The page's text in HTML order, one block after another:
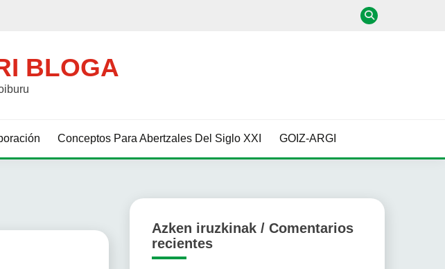
BLOGA
Conceptos Para Abertzales Del Siglo XXI GOIZ-ARGI
Azken iruzkinak / Comentarios
recientes